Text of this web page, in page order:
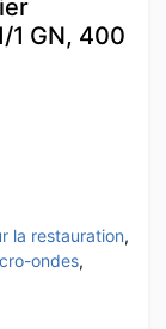
1 GN, 400
la restauration,
ondes,